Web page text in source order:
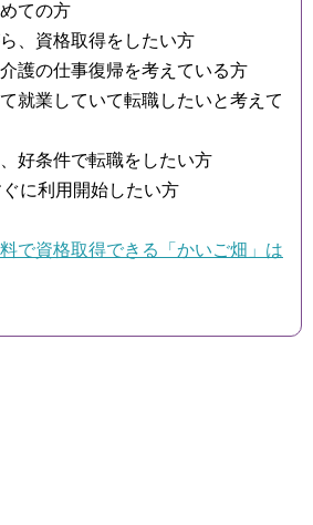
ての方
、資格取得をしたい方
護の仕事復帰を考えている方
就業していて転職したいと考えて
好条件で転職をしたい方
に利用開始したい方
で資格取得できる「かいご畑」は